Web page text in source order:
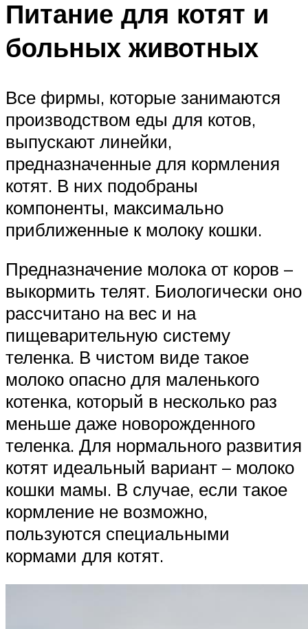
Питание для котят и
больных животных
Все фирмы, которые занимаются
производством еды для котов,
выпускают линейки,
предназначенные для кормления
котят. В них подобраны
компоненты, максимально
приближенные к молоку кошки.
Предназначение молока от коров –
выкормить телят. Биологически оно
рассчитано на вес и на
пищеварительную систему
теленка. В чистом виде такое
молоко опасно для маленького
котенка, который в несколько раз
меньше даже новорожденного
теленка. Для нормального развития
котят идеальный вариант – молоко
кошки мамы. В случае, если такое
кормление не возможно,
пользуются специальными
кормами для котят.